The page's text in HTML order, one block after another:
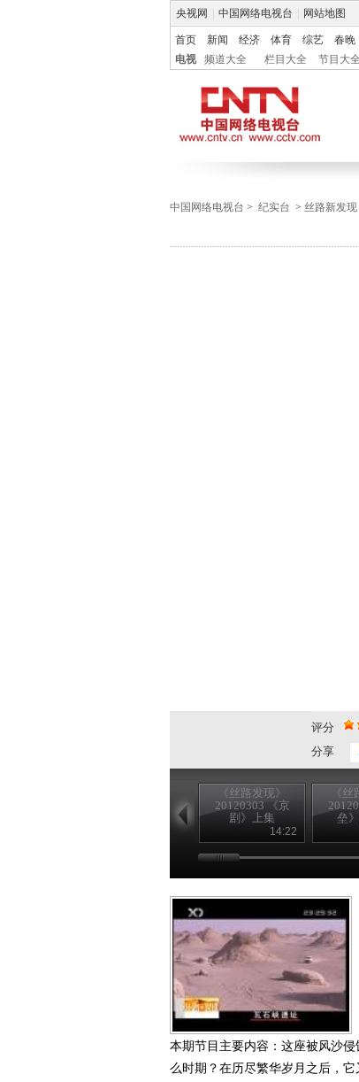
央视网 中国网络电视台 网站地图
首页 新闻 经济 体育 综艺 春晚
电视
频道大全 栏目大全 节目大全
中国网络电视台 > 纪实台 > 丝路新发现
评分
分享
《丝路发现》
20120303 《京
剧》上集
14:22
《丝
垒
本期节目主要内容：这座被风沙
么时期？在历尽繁华岁月之后，